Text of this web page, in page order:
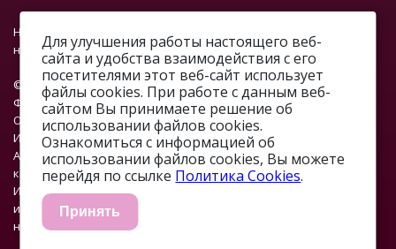
На сайте работает система проверки ошибок. Обнаружив
неточность в тексте, выделите ее и нажмите Ctrl + Enter.
© 2012—2026.
ФОНД «ПРОФМЕДФОРУМ»
ОГРН: 1067746374376
ИНН: 7701648890
Адрес: г. Москва, ул. Профсоюзная, д. 93А, этаж 4, помещение 1,
комната 32.
Изжоги.нет. 18+. Информация на сайте не должна
использоваться для самостоятельной диагностики и лечения и
не может быть заменой очной консультации врача
Для улучшения работы настоящего веб-
сайта и удобства взаимодействия с его
посетителями этот веб-сайт использует
файлы cookies. При работе с данным веб-
сайтом Вы принимаете решение об
использовании файлов cookies.
Ознакомиться с информацией об
использовании файлов cookies, Вы можете
перейдя по ссылке Политика Cookies.
Принять